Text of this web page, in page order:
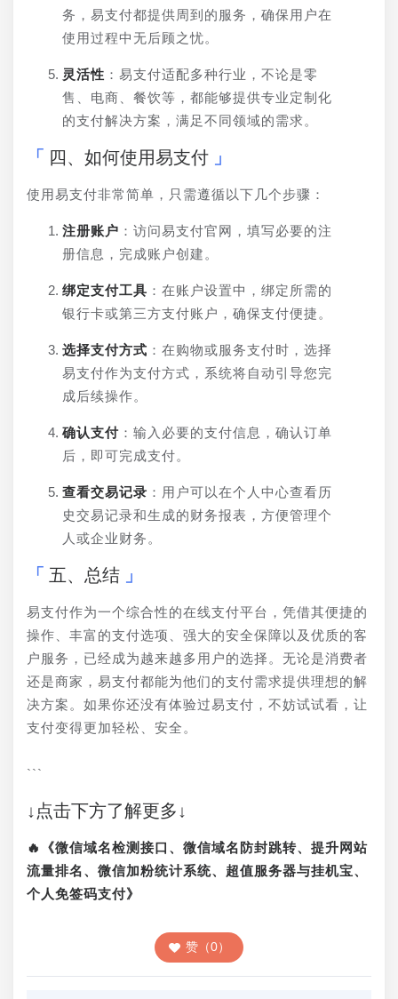
务，易支付都提供周到的服务，确保用户在
使用过程中无后顾之忧。
灵活性 ：易支付适配多种行业，不论是零
售、电商、餐饮等，都能够提供专业定制化
的支付解决方案，满足不同领域的需求。
四、如何使用易支付
使用易支付非常简单，只需遵循以下几个步骤：
注册账户 ：访问易支付官网，填写必要的注
册信息，完成账户创建。
绑定支付工具 ：在账户设置中，绑定所需的
银行卡或第三方支付账户，确保支付便捷。
选择支付方式 ：在购物或服务支付时，选择
易支付作为支付方式，系统将自动引导您完
成后续操作。
确认支付 ：输入必要的支付信息，确认订单
后，即可完成支付。
查看交易记录 ：用户可以在个人中心查看历
史交易记录和生成的财务报表，方便管理个
人或企业财务。
五、总结
易支付作为一个综合性的在线支付平台，凭借其便捷的
操作、丰富的支付选项、强大的安全保障以及优质的客
户服务，已经成为越来越多用户的选择。无论是消费者
还是商家，易支付都能为他们的支付需求提供理想的解
决方案。如果你还没有体验过易支付，不妨试试看，让
支付变得更加轻松、安全。
```
↓点击下方了解更多↓
🔥《微信域名检测接口、微信域名防封跳转、提升网站
流量排名、微信加粉统计系统、超值服务器与挂机宝、
个人免签码支付》
赞（0）